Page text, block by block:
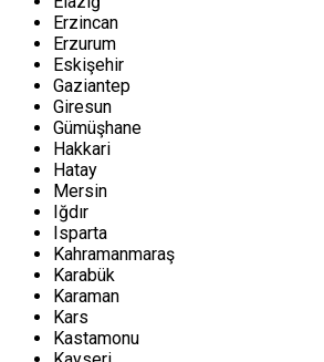
Erzincan
Erzurum
Eskişehir
Gaziantep
Giresun
Gümüşhane
Hakkari
Hatay
Mersin
Iğdır
Isparta
Kahramanmaraş
Karabük
Karaman
Kars
Kastamonu